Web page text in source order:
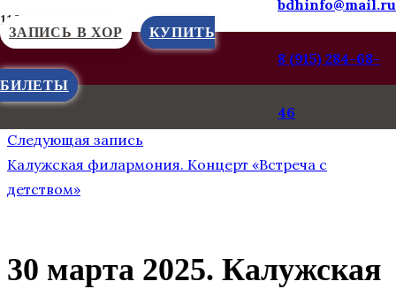
ЗАПИСЬ В ХОР КУПИТЬ
БИЛЕТЫ
bdhinfo@mail.ru
8 (915) 284-68-
46
Предыдущая запись
КАЛУЖСКИЙ ВЕСТНИК: ВСТРЕЧА ДЕТСТВОМ
Следующая запись
Калужская филармония. Концерт «Встреча с
детством»
30 марта 2025. Калужская